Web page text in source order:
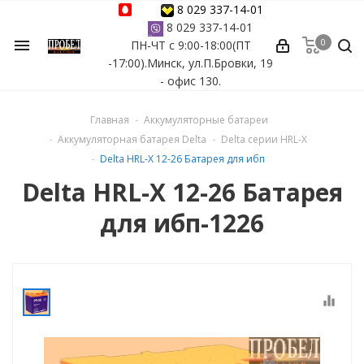
menu
8 029 337-14-01
8 029 337-14-01
ПН-ЧТ с 9:00-18:00(ПТ
-17:00).Минск, ул.П.Бровки, 19
- офис 130.
0
Главная
Аккумуляторные батареи
Аккумуляторная батарея Delta
Delta серии HRL-X
Delta HRL-X 12-26 Батарея для ибп
Delta HRL-X 12-26 Батарея
для ибп-1226
equalizer